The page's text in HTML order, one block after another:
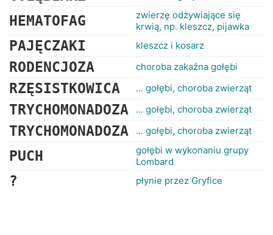
HEMATOFAG
zwierzę odżywiające się
krwią, np. kleszcz, pijawka
PAJĘCZAKI kleszcz i kosarz
RODENCJOZA choroba zakaźna gołębi
RZĘSISTKOWICA ... gołębi, choroba zwierząt
TRYCHOMONADOZA ... gołębi, choroba zwierząt
TRYCHOMONADOZA ... gołębi, choroba zwierząt
PUCH
gołębi w wykonaniu grupy
Lombard
? płynie przez Gryfice